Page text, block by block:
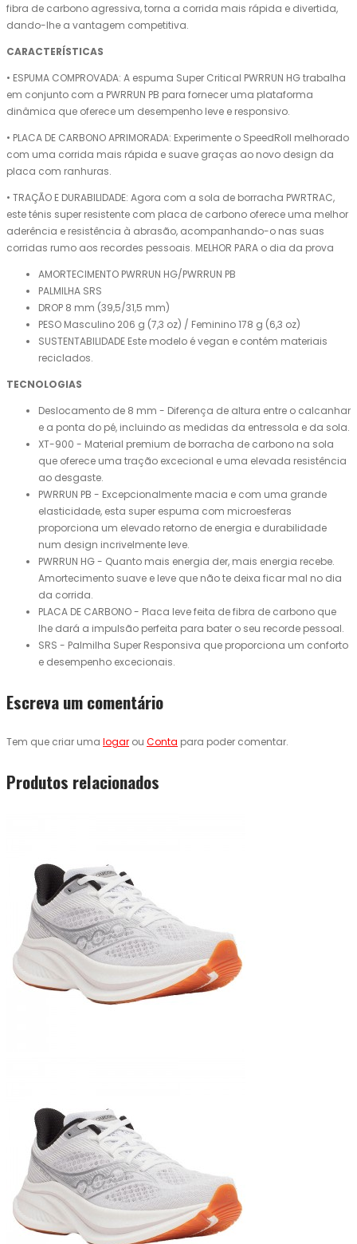
fibra de carbono agressiva, torna a corrida mais rápida e divertida,
dando-lhe a vantagem competitiva.
CARACTERÍSTICAS
• ESPUMA COMPROVADA: A espuma Super Critical PWRRUN HG trabalha
em conjunto com a PWRRUN PB para fornecer uma plataforma
dinâmica que oferece um desempenho leve e responsivo.
• PLACA DE CARBONO APRIMORADA: Experimente o SpeedRoll melhorado
com uma corrida mais rápida e suave graças ao novo design da
placa com ranhuras.
• TRAÇÃO E DURABILIDADE: Agora com a sola de borracha PWRTRAC,
este ténis super resistente com placa de carbono oferece uma melhor
aderência e resistência à abrasão, acompanhando-o nas suas
corridas rumo aos recordes pessoais. MELHOR PARA o dia da prova
AMORTECIMENTO PWRRUN HG/PWRRUN PB
PALMILHA SRS
DROP 8 mm (39,5/31,5 mm)
PESO Masculino 206 g (7,3 oz) / Feminino 178 g (6,3 oz)
SUSTENTABILIDADE Este modelo é vegan e contém materiais
reciclados.
TECNOLOGIAS
Deslocamento de 8 mm - Diferença de altura entre o calcanhar
e a ponta do pé, incluindo as medidas da entressola e da sola.
XT-900 - Material premium de borracha de carbono na sola
que oferece uma tração excecional e uma elevada resistência
ao desgaste.
PWRRUN PB - Excepcionalmente macia e com uma grande
elasticidade, esta super espuma com microesferas
proporciona um elevado retorno de energia e durabilidade
num design incrivelmente leve.
PWRRUN HG - Quanto mais energia der, mais energia recebe.
Amortecimento suave e leve que não te deixa ficar mal no dia
da corrida.
PLACA DE CARBONO - Placa leve feita de fibra de carbono que
lhe dará a impulsão perfeita para bater o seu recorde pessoal.
SRS - Palmilha Super Responsiva que proporciona um conforto
e desempenho excecionais.
Escreva um comentário
Tem que criar uma logar ou Conta para poder comentar.
Produtos relacionados